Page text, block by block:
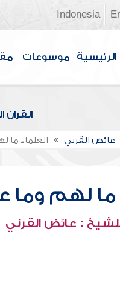
Indonesia
الرئيسية موسوعات
القرآن
عائض القرني العلماء ما
ما لهم
: عائض القرني